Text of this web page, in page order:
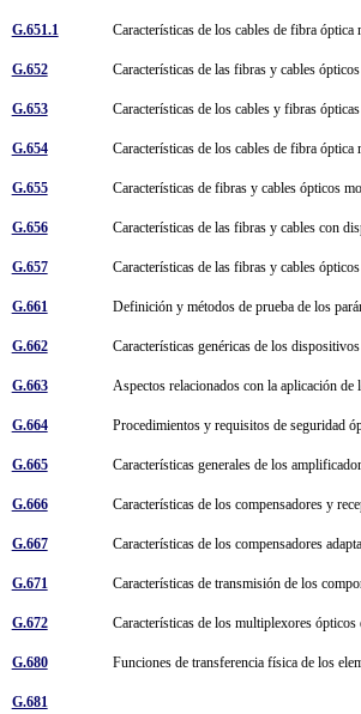
G.651.1 Características de los cables de fibra
G.652 Características de las fibras y cables
G.653 Características de los cables y fibras
G.654 Características de los cables de fibra
G.655 Características de fibras y cables ópticos
G.656 Características de las fibras y cables con
G.657 Características de las fibras y cables
G.661 Definición y métodos de prueba de los
G.662 Características genéricas de los
G.663 Aspectos relacionados con la aplicación
G.664 Procedimientos y requisitos de seguridad
G.665 Características generales de los
G.666 Características de los compensadores y
G.667 Características de los compensadores
G.671 Características de transmisión de los
G.672 Características de los multiplexores
G.680 Funciones de transferencia física de los
G.681